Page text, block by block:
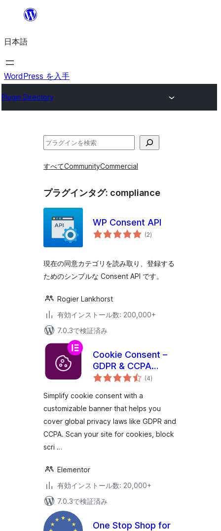
を
ス
キ
プ
日本語
WordPress を入手
Plugin Directory
検
すべてCommunityCommercial
プラグインタグ: compliance
WP Consent API
(2個
の)
現在の同意カテゴリを読み取り、登録する
ためのシンプルな Consent API です。
Rogier Lankhorst
有効インストール数: 200,000+
7.0.3で検証済み
Cookie Consent –
GDPR & CCPA
Cookie Banner &
(4個
の)
Simplify cookie consent with a
customizable banner that helps you
cover global privacy laws like GDPR and
CCPA. Scan your site for cookies, block
scri …
Elementor
有効インストール数: 20,000+
7.0.3で検証済み
One Stop Shop for